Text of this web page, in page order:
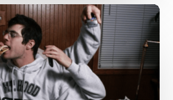
تمرکز
کردن
در
دنیای
کارآفرینی